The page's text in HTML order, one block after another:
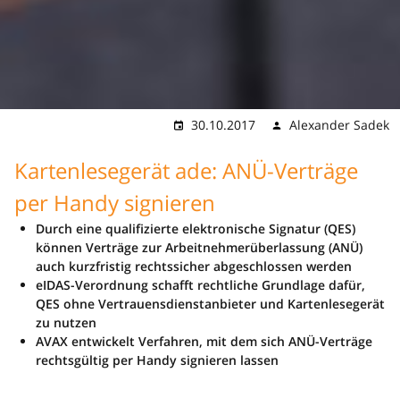
30.10.2017 Alexander Sadek
Kartenlesegerät ade: ANÜ-Verträge
per Handy signieren
Durch eine qualifizierte elektronische Signatur (QES)
können Verträge zur Arbeitnehmerüberlassung (ANÜ)
auch kurzfristig rechtssicher abgeschlossen werden
eIDAS-Verordnung schafft rechtliche Grundlage dafür,
QES ohne Vertrauensdienstanbieter und Kartenlesegerät
zu nutzen
AVAX entwickelt Verfahren, mit dem sich ANÜ-Verträge
rechtsgültig per Handy signieren lassen